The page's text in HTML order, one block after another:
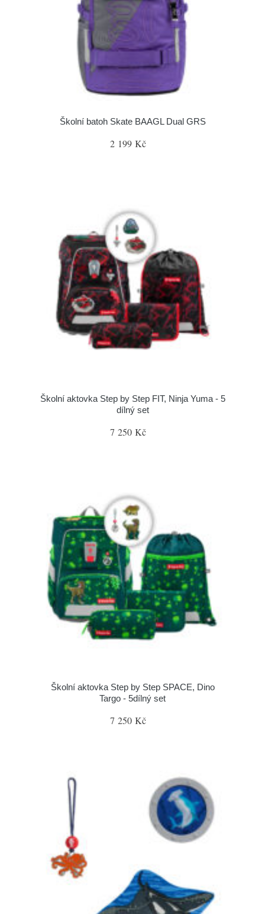
Školní batoh Skate BAAGL Dual GRS
2 199 Kč
Školní aktovka Step by Step FIT, Ninja Yuma - 5
dílný set
7 250 Kč
Školní aktovka Step by Step SPACE, Dino
Targo - 5dílný set
7 250 Kč